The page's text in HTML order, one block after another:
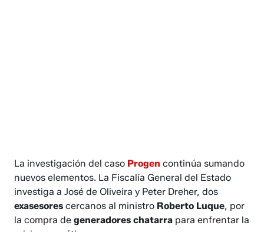
La investigación del caso Progen continúa sumando
nuevos elementos. La Fiscalía General del Estado
investiga a José de Oliveira y Peter Dreher, dos
exasesores cercanos al ministro Roberto Luque, por
la compra degeneradores chatarra para enfrentar la